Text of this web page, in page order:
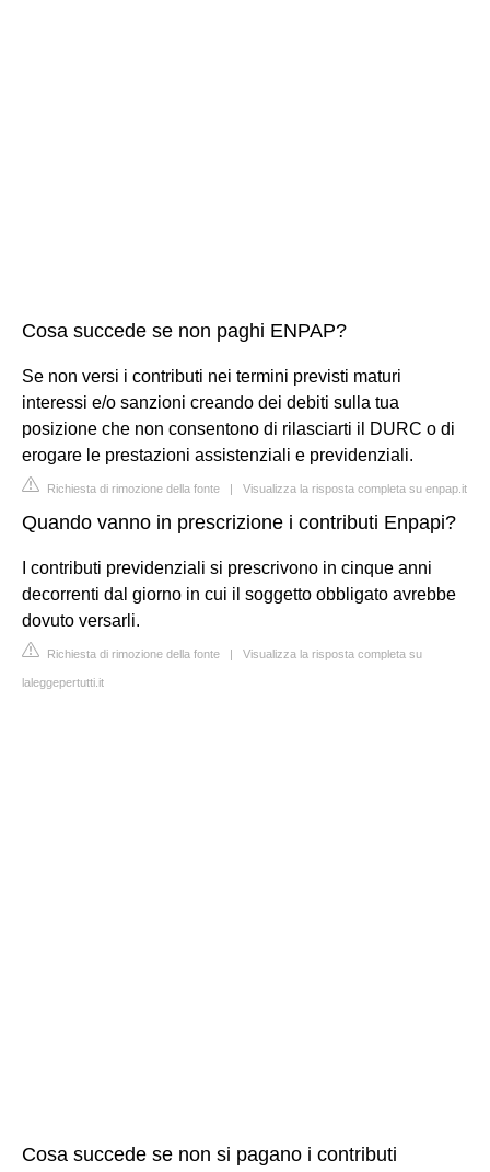
Cosa succede se non paghi ENPAP?
Se non versi i contributi nei termini previsti maturi
interessi e/o sanzioni creando dei debiti sulla tua
posizione che non consentono di rilasciarti il DURC o di
erogare le prestazioni assistenziali e previdenziali.
Richiesta di rimozione della fonte | Visualizza la risposta completa su enpap.it
Quando vanno in prescrizione i contributi Enpapi?
I contributi previdenziali si prescrivono in cinque anni
decorrenti dal giorno in cui il soggetto obbligato avrebbe
dovuto versarli.
Richiesta di rimozione della fonte | Visualizza la risposta completa su
laleggepertutti.it
Cosa succede se non si pagano i contributi